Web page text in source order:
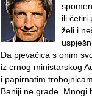
ili četiri
želi i
Da pjevačica s onim
iz crnog ministarskog
i papirnatim
Baniji ne grade. Mnogi